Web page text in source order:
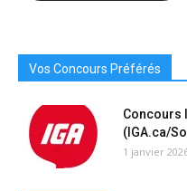
Vos Concours Préférés
Concours
(IGA.ca/
1 janvier